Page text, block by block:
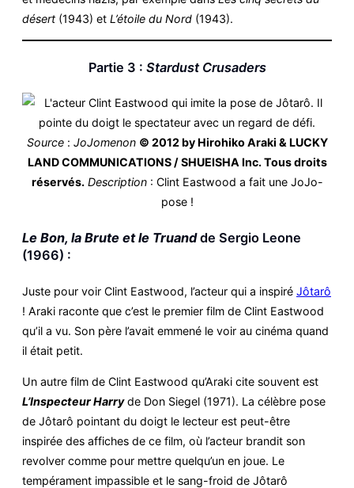
désert (1943) et L’étoile du Nord (1943).
Partie 3 : Stardust Crusaders
Source : JoJomenon © 2012 by Hirohiko Araki & LUCKY
LAND COMMUNICATIONS / SHUEISHA Inc. Tous droits
réservés. Description: Clint Eastwood a fait une JoJo-
pose !
Le Bon, la Brute et le Truandde Sergio Leone
(1966) :
Juste pour voir Clint Eastwood, l’acteur qui a inspiré Jôtarô
! Araki raconte que c’est le premier film de Clint Eastwood
qu’il a vu. Son père l’avait emmené le voir au cinéma quand
il était petit.
Un autre film de Clint Eastwood qu’Araki cite souvent est
L’Inspecteur Harryde Don Siegel (1971). La célèbre pose
de Jôtarô pointant du doigt le lecteur est peut-être
inspirée des affiches de ce film, où l’acteur brandit son
revolver comme pour mettre quelqu’un en joue. Le
tempérament impassible et le sang-froid de Jôtarô